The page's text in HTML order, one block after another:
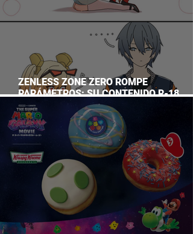
ZENLESS ZONE ZERO ROMPE
PARÁMETROS: SU CONTENIDO R-18
SUPERA A CASI TODO EL GACHA